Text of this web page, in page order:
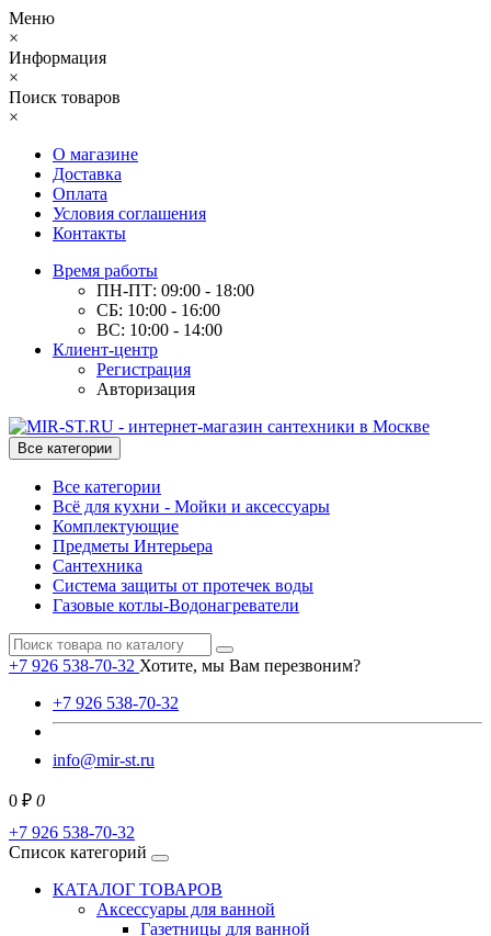
Меню
×
Информация
×
Поиск товаров
×
О магазине
Доставка
Оплата
Условия соглашения
Контакты
Время работы
ПН-ПТ: 09:00 - 18:00
СБ: 10:00 - 16:00
ВС: 10:00 - 14:00
Клиент-центр
Регистрация
Авторизация
Все категории
Все категории
Всё для кухни - Мойки и аксессуары
Комплектующие
Предметы Интерьера
Сантехника
Система защиты от протечек воды
Газовые котлы-Водонагреватели
+7 926 538-70-32 Хотите, мы Вам перезвоним?
+7 926 538-70-32
info@mir-st.ru
0 ₽ 0
+7 926 538-70-32
Список категорий
КАТАЛОГ ТОВАРОВ
Аксессуары для ванной
Газетницы для ванной